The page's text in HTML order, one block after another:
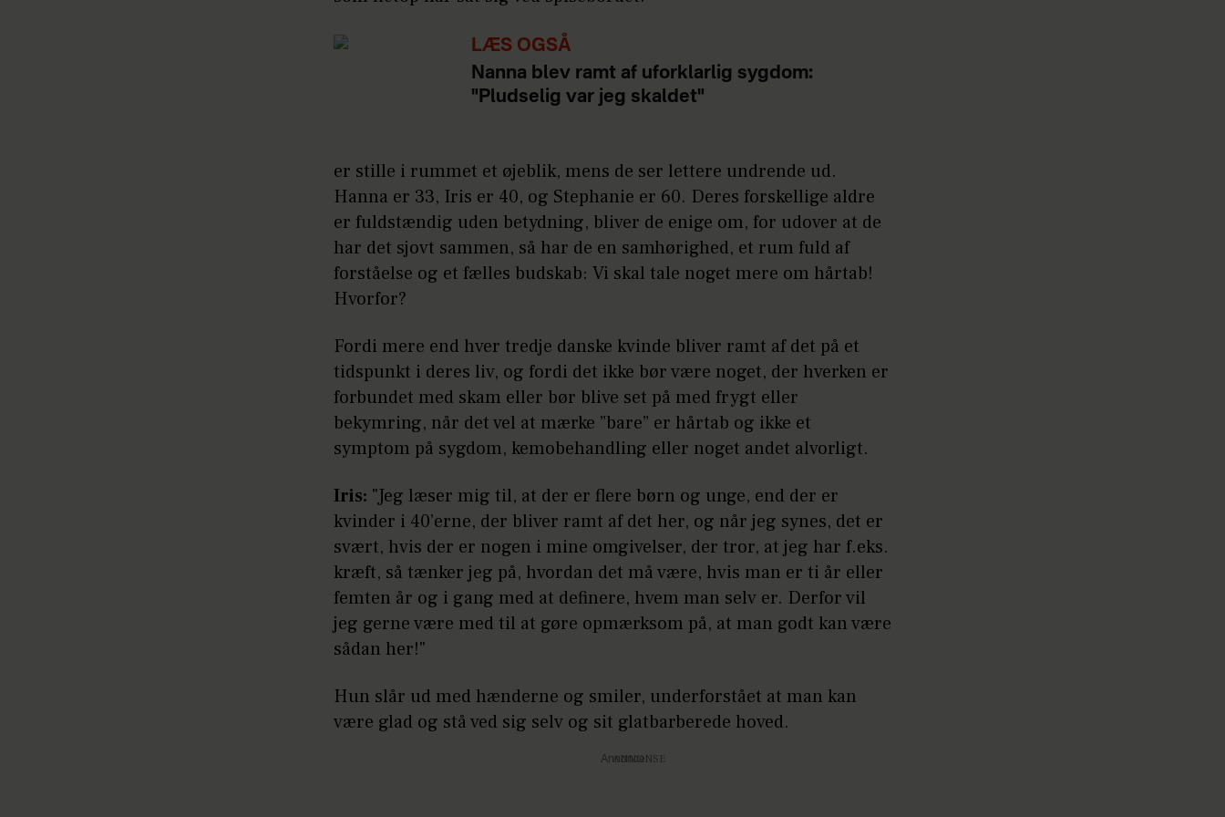
LÆS OGSÅ
Nanna blev ramt af uforklarlig sygdom:
"Pludselig var jeg skaldet"
er stille i rummet et øjeblik, mens de ser lettere undrende ud.
Hanna er 33, Iris er 40, og Stephanie er 60. Deres forskellige aldre
er fuldstændig uden betydning, bliver de enige om, for udover at de
har det sjovt sammen, så har de en samhørighed, et rum fuld af
forståelse og et fælles budskab: Vi skal tale noget mere om hårtab!
Hvorfor?
Fordi mere end hver tredje danske kvinde bliver ramt af det på et
tidspunkt i deres liv, og fordi det ikke bør være noget, der hverken er
forbundet med skam eller bør blive set på med frygt eller
bekymring, når det vel at mærke ”bare” er hårtab og ikke et
symptom på sygdom, kemobehandling eller noget andet alvorligt.
Iris: "Jeg læser mig til, at der er flere børn og unge, end der er
kvinder i 40’erne, der bliver ramt af det her, og når jeg synes, det er
svært, hvis der er nogen i mine omgivelser, der tror, at jeg har f.eks.
kræft, så tænker jeg på, hvordan det må være, hvis man er ti år eller
femten år og i gang med at definere, hvem man selv er. Derfor vil
jeg gerne være med til at gøre opmærksom på, at man godt kan være
sådan her!"
Hun slår ud med hænderne og smiler, underforstået at man kan
være glad og stå ved sig selv og sit glatbarberede hoved.
Annonce